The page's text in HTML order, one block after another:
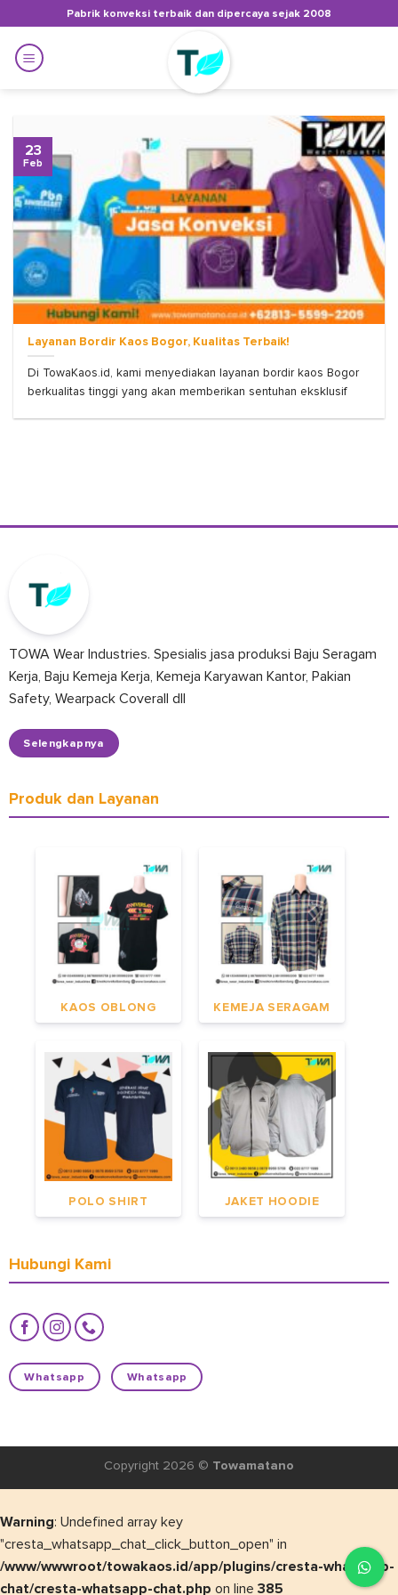
to
content
Pabrik konveksi terbaik dan dipercaya sejak 2008
Layanan Bordir Kaos Bogor, Kualitas Terbaik!
Di TowaKaos.id, kami menyediakan layanan bordir kaos Bogor
berkualitas tinggi yang akan memberikan sentuhan eksklusif
23
Feb
TOWA Wear Industries. Spesialis jasa produksi Baju Seragam
Kerja, Baju Kemeja Kerja, Kemeja Karyawan Kantor, Pakian
Safety, Wearpack Coverall dll
Selengkapnya
Produk dan Layanan
KAOS OBLONG KEMEJA SERAGAM
POLO SHIRT JAKET HOODIE
Hubungi Kami
Whatsapp Whatsapp
Copyright 2026 © Towamatano
Warning: Undefined array key
"cresta_whatsapp_chat_click_button_open" in
/www/wwwroot/towakaos.id/app/plugins/cresta-whatsapp-
chat/cresta-whatsapp-chat.php on line 385